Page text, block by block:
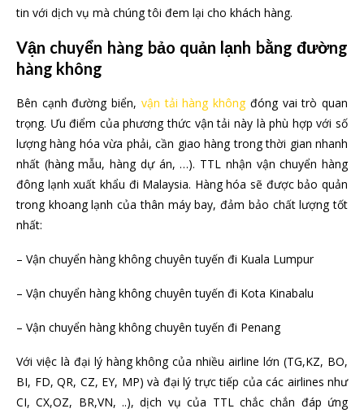
tin với dịch vụ mà chúng tôi đem lại cho khách hàng.
Vận chuyển hàng bảo quản lạnh bằng đường
hàng không
Bên cạnh đường biển, vận tải hàng khôngđóng vai trò quan
trọng. Ưu điểm của phương thức vận tải này là phù hợp với số
lượng hàng hóa vừa phải, cần giao hàng trong thời gian nhanh
nhất (hàng mẫu, hàng dự án, …). TTL nhận vận chuyển hàng
đông lạnh xuất khẩu đi Malaysia. Hàng hóa sẽ được bảo quản
trong khoang lạnh của thân máy bay, đảm bảo chất lượng tốt
nhất:
– Vận chuyển hàng không chuyên tuyến đi Kuala Lumpur
– Vận chuyển hàng không chuyên tuyến đi Kota Kinabalu
– Vận chuyển hàng không chuyên tuyến đi Penang
Với việc là đại lý hàng không của nhiều airline lớn (TG,KZ, BO,
BI, FD, QR, CZ, EY, MP) và đại lý trực tiếp của các airlines như
CI, CX,OZ, BR,VN, ..), dịch vụ của TTL chắc chắn đáp ứng